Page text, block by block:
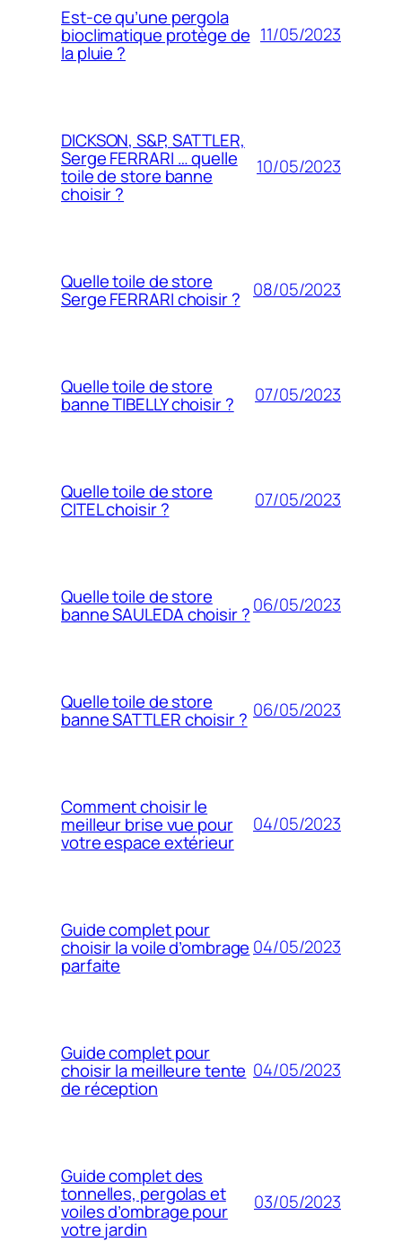
Est-ce qu’une pergola
bioclimatique protège de
la pluie ?
11/05/2023
DICKSON, S&P, SATTLER,
Serge FERRARI … quelle
toile de store banne
choisir ?
10/05/2023
Quelle toile de store
Serge FERRARI choisir ? 08/05/2023
Quelle toile de store
banne TIBELLY choisir ? 07/05/2023
Quelle toile de store
CITEL choisir ? 07/05/2023
Quelle toile de store
banne SAULEDA choisir ?06/05/2023
Quelle toile de store
banne SATTLER choisir ? 06/05/2023
Comment choisir le
meilleur brise vue pour
votre espace extérieur
04/05/2023
Guide complet pour
choisir la voile d’ombrage
parfaite
04/05/2023
Guide complet pour
choisir la meilleure tente
de réception
04/05/2023
Guide complet des
tonnelles, pergolas et
voiles d’ombrage pour
votre jardin
03/05/2023